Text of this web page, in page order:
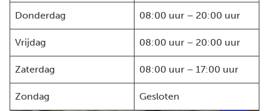
Donderdag 08:00 uur – 20:00 uur
Vrijdag 08:00 uur – 20:00 uur
Zaterdag 08:00 uur – 17:00 uur
Zondag Gesloten